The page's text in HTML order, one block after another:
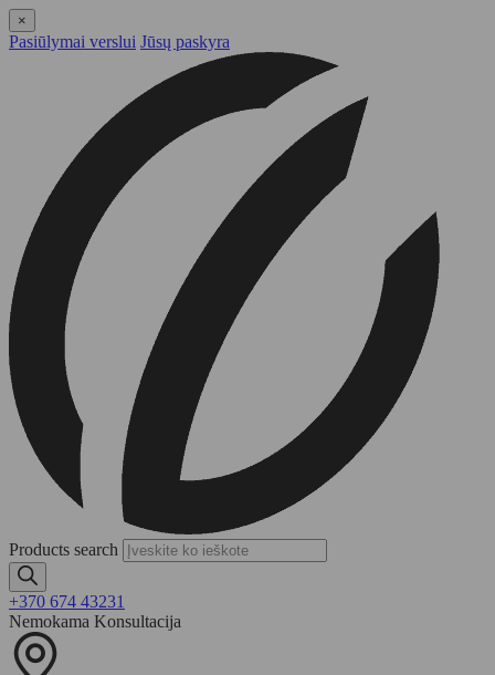
×
Pasiūlymai verslui Jūsų paskyra
Products search
+370 674 43231
Nemokama Konsultacija